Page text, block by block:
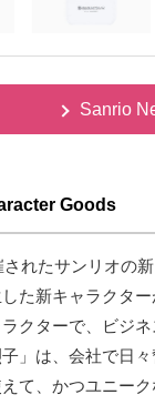
Sanrio
Goods
れたサンリオの
した新キャラクタ
クターで、ビジ
子」は、会社で日
て、かつユニー